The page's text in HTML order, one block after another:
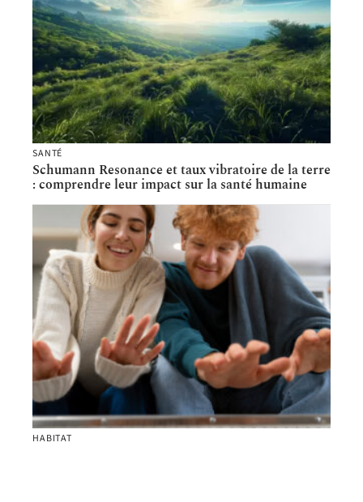
SANTÉ
Schumann Resonance et taux vibratoire de la terre
: comprendre leur impact sur la santé humaine
HABITAT